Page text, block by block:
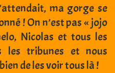
ma gorge se
! On n’est pas « jojo
Nicolas et tous les
les tribunes et nous
de les voir tous là !